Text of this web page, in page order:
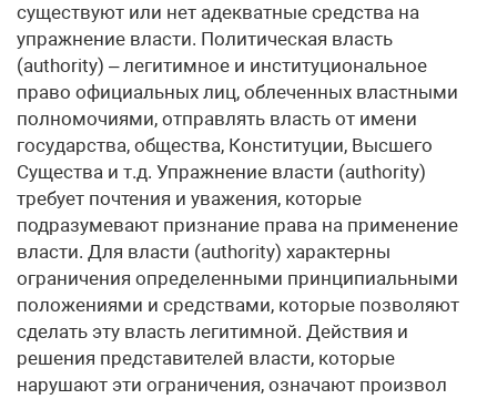
существуют или нет адекватные средства на
упражнение власти. Политическая власть
(authority) – легитимное и институциональное
право официальных лиц, облеченных властными
полномочиями, отправлять власть от имени
государства, общества, Конституции, Высшего
Существа и т.д. Упражнение власти (authority)
требует почтения и уважения, которые
подразумевают признание права на применение
власти. Для власти (authority) характерны
ограничения определенными принципиальными
положениями и средствами, которые позволяют
сделать эту власть легитимной. Действия и
решения представителей власти, которые
нарушают эти ограничения, означают произвол